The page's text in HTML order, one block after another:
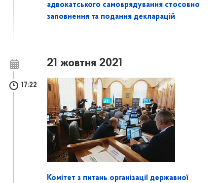
адвокатського самоврядування стосовно
заповнення та подання декларацій
21 жовтня 2021
17:22
Комітет з питань організації державної